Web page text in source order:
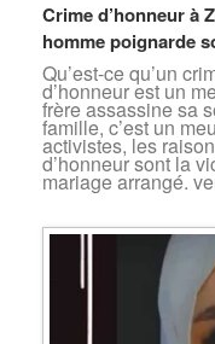
Crime d’honneur à
homme poignarde
Qu’est-ce qu’un
d’honneur est un
frère assassine sa
famille, c’est un
activistes, les
d’honneur sont la
mariage arrangé.